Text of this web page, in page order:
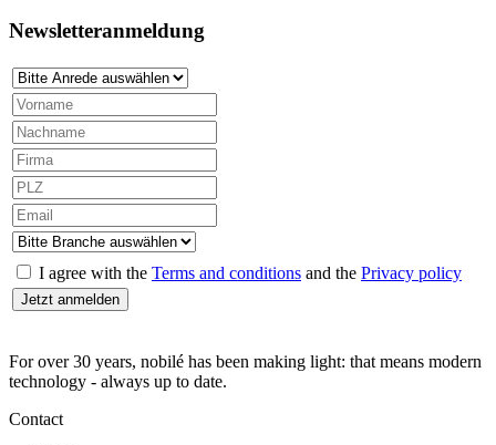
Newsletteranmeldung
I agree with the Terms and conditions and the Privacy policy
For over 30 years, nobilé has been making light: that means modern
technology - always up to date.
Contact